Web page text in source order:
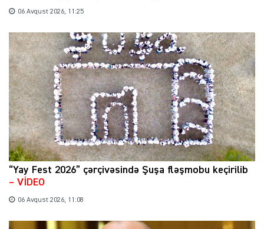
06 Avqust 2026, 11:25
“Yay Fest 2026” çərçivəsində Şuşa fləşmobu keçirilib
– VİDEO
06 Avqust 2026, 11:08